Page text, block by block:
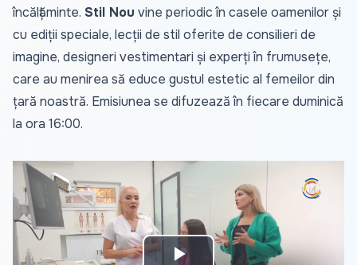
încălțăminte. Stil Nou vine periodic în casele oamenilor și
cu ediții speciale, lecții de stil oferite de consilieri de
imagine, designeri vestimentari și experți în frumusețe,
care au menirea să educe gustul estetic al femeilor din
țară noastră. Emisiunea se difuzează în fiecare duminică
la ora 16:00.